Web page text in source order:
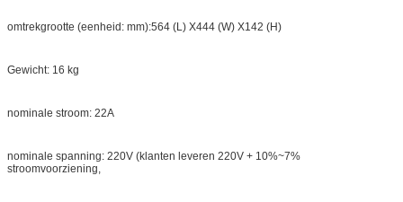
omtrekgrootte (eenheid: mm):564 (L) X444 (W) X142 (H)
Gewicht: 16 kg
nominale stroom: 22A
nominale spanning: 220V (klanten leveren 220V + 10%~7%
stroomvoorziening,